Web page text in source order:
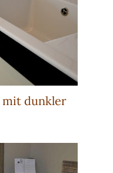
mit dunkler